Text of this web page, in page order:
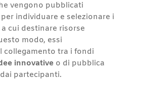
vengono pubblicati
individuare e selezionare i
cui destinare risorse
modo, essi
collegamento tra i fondi
innovativeo di pubblica
partecipanti.